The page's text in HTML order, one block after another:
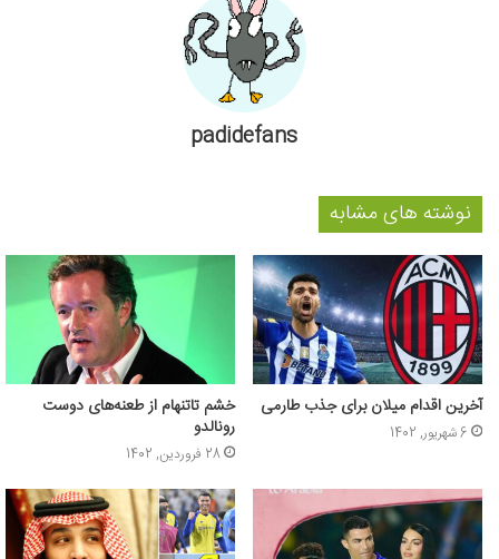
padidefans
نوشته های مشابه
آخرین اقدام میلان برای جذب طارمی
6 شهریور, 1402
خشم تاتنهام از طعنه‌های دوست
رونالدو
28 فروردین, 1402